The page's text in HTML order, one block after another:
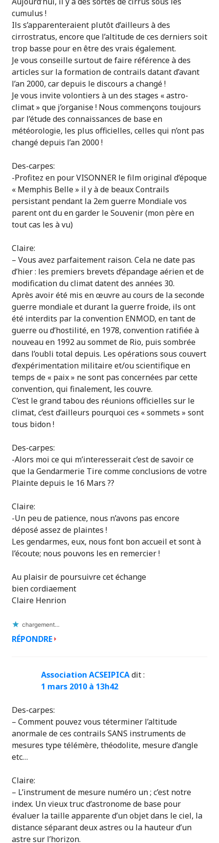
cumulus !
Ils s’apparenteraient plutôt d’ailleurs à des
cirrostratus, encore que l’altitude de ces derniers soit
trop basse pour en être des vrais également.
Je vous conseille surtout de faire référence à des
articles sur la formation de contrails datant d’avant
l’an 2000, car depuis le discours a changé !
Je vous invite volontiers à un des stages « astro-
climat » que j’organise ! Nous commençons toujours
par l’étude des connaissances de base en
météorologie, les plus officielles, celles qui n’ont pas
changé depuis l’an 2000 !
Des-carpes:
-Profitez en pour VISONNER le film original d’époque
« Memphis Belle » il y à de beaux Contrails
persistant pendant la 2em guerre Mondiale vos
parent ont du en garder le Souvenir (mon père en
tout cas les à vu)
Claire:
– Vous avez parfaitement raison. Cela ne date pas
d’hier : les premiers brevets d’épandage aérien et de
modification du climat datent des années 30.
Après avoir été mis en œuvre au cours de la seconde
guerre mondiale et durant la guerre froide, ils ont
été interdits par la convention ENMOD, en tant de
guerre ou d’hostilité, en 1978, convention ratifiée à
nouveau en 1992 au sommet de Rio, puis sombrée
dans l’oubli total depuis. Les opérations sous couvert
d’expérimentation militaire et/ou scientifique en
temps de « paix » ne sont pas concernées par cette
convention, qui finalement, les couvre.
C’est le grand tabou des réunions officielles sur le
climat, c’est d’ailleurs pourquoi ces « sommets » sont
tous bidon !
Des-carpes:
-Alors moi ce qui m’interesserait c’est de savoir ce
que la Gendarmerie Tire comme conclusions de votre
Plainte depuis le 16 Mars ??
Claire:
-Un peu de patience, nous n’avons pas encore
déposé assez de plaintes !
Les gendarmes, eux, nous font bon accueil et sont à
l’écoute; nous pouvons les en remercier !
Au plaisir de poursuivre cet échange
bien cordiaement
Claire Henrion
chargement…
RÉPONDRE
Association ACSEIPICAdit :
1 mars 2010 à 13h42
Des-carpes:
– Comment pouvez vous téterminer l’altitude
anormale de ces contrails SANS instruments de
mesures type télémère, théodolite, mesure d’angle
etc…
Claire:
– L’instrument de mesure numéro un ; c’est notre
index. Un vieux truc d’astronome de base pour
évaluer la taille apparente d’un objet dans le ciel, la
distance séparant deux astres ou la hauteur d’un
astre sur l’horizon.